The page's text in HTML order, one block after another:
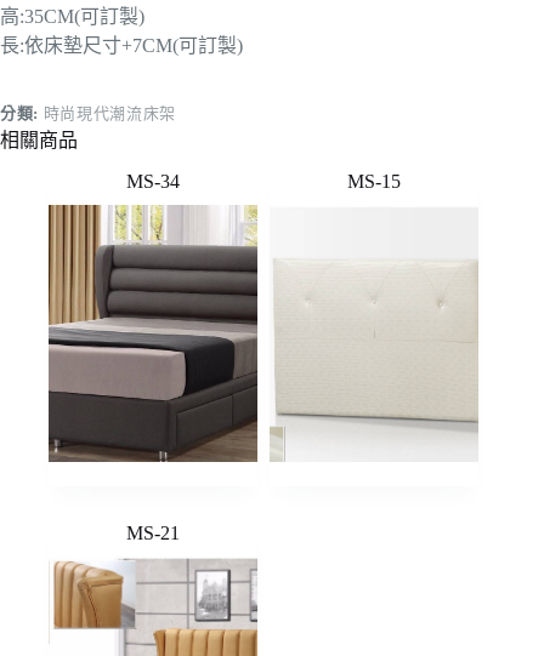
高:35CM(可訂製)
長:依床墊尺寸+7CM(可訂製)
分類: 時尚現代潮流床架
相關商品
MS-34
MS-15
MS-21